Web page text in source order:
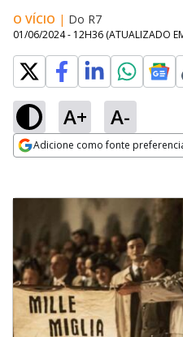
O VÍCIO | Do R7
01/06/2024 - 12H36 (ATUALIZADO
A+ A-
Adicione como fonte